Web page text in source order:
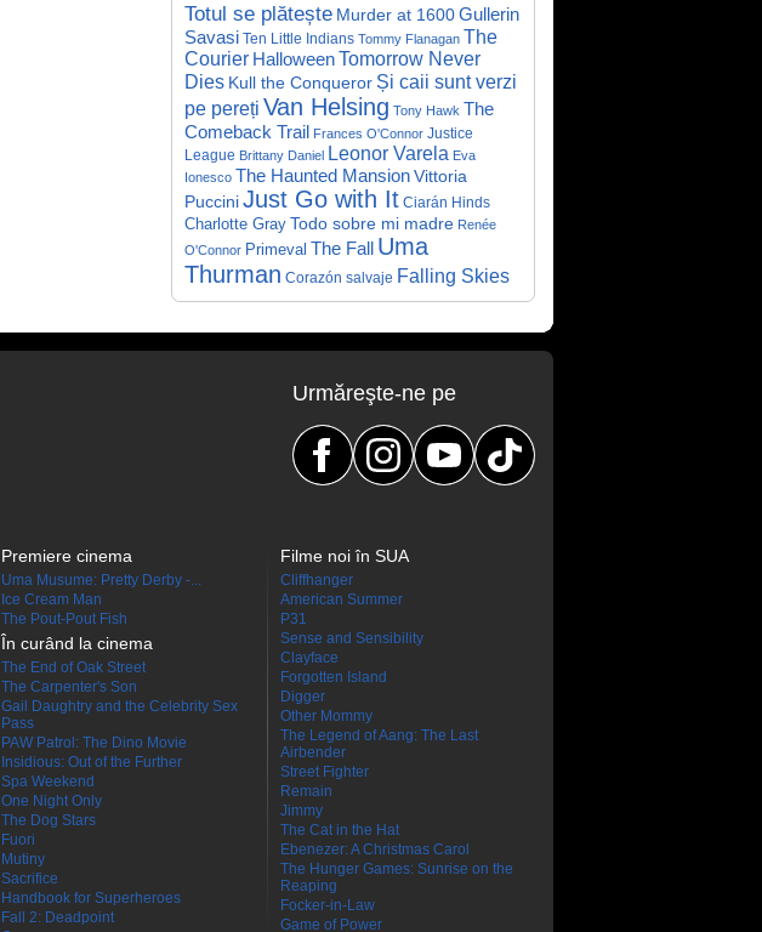
Totul se plătește Murder at 1600Gullerin
Savasi Ten Little Indians Tommy Flanagan The
Courier HalloweenTomorrow Never
Dies Kull the Conqueror Și caii sunt verzi
pe pereți Van Helsing Tony Hawk The
Comeback Trail Frances O'Connor Justice
League Brittany Daniel Leonor Varela Eva
Ionesco The Haunted MansionVittoria
PucciniJust Go with It Ciarán Hinds
Charlotte Gray Todo sobre mi madre Renée
O'Connor Primeval The Fall Uma
Thurman Corazón salvaje Falling Skies
Urmăreşte-ne pe
Premiere cinema
Uma Musume: Pretty Derby -...
Ice Cream Man
The Pout-Pout Fish
În curând la cinema
The End of Oak Street
The Carpenter's Son
Gail Daughtry and the Celebrity Sex
Pass
PAW Patrol: The Dino Movie
Insidious: Out of the Further
Spa Weekend
One Night Only
The Dog Stars
Fuori
Mutiny
Sacrifice
Handbook for Superheroes
Fall 2: Deadpoint
Filme noi în SUA
Cliffhanger
American Summer
P31
Sense and Sensibility
Clayface
Forgotten Island
Digger
Other Mommy
The Legend of Aang: The Last
Airbender
Street Fighter
Remain
Jimmy
The Cat in the Hat
Ebenezer: A Christmas Carol
The Hunger Games: Sunrise on the
Reaping
Focker-in-Law
Game of Power